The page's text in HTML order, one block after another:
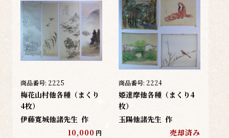
商品番号: 2225
梅花山村他各種（まくり
4枚）
伊藤寛城他諸先生 作
10,000 円
商品番号: 2224
姫達摩他各種（まくり4
枚）
玉陽他諸先生 作
売却済み